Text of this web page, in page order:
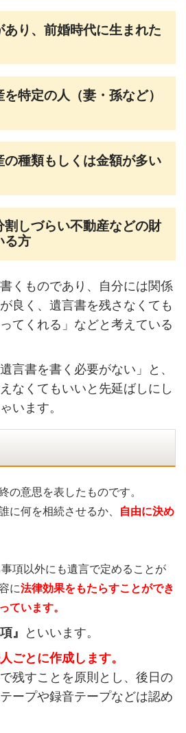
あり、前婚時代に生まれた
を特定の人（妻・孫など）
の種類もしくは金額が多い
割しづらい不動産などの財
る方
くものであり、自分には関係
良く、遺言書を残さなくても
てくれる」などと考えている
言書を書く必要がない」と、
なくてもいいと先延ばしにし
います。
の意思を表したものです。
に何を相続させるか、
自由に決め
項以外にも遺言で定めることが
に法律効果をもたらすことができ
ています。
』
といいます。
ごとに作成します。
残すことを原則とし、後日の
ープや録音テープなどは認め